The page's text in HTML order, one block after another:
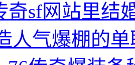
奇sf网站里结
人气爆棚的